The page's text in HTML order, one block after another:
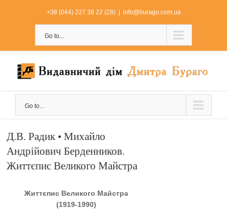
+38 (044) 227 38 22 (28) info@burago.com.ua
Go to...
Go to...
Д.В. Радик • Михайло
Андрійович Берденников.
Життєпис Великого Майстра
Життєпис Великого Майстра
(1919-1990)